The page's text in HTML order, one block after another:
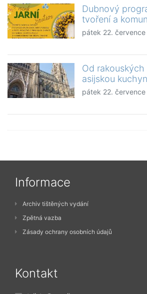
Dubnový
tvoření a
pátek 22.
Od
asijskou
pátek 22.
Informace
Archiv tištěných vydání
Zpětná vazba
Zásady ochrany osobních údajů
Kontakt